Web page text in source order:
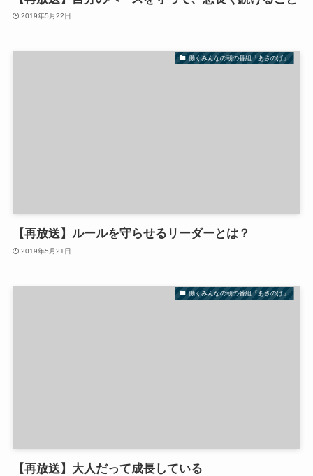
2019年5月22日
働くみんなの朝の番組「あさのば」
【再放送】ルールを守らせるリーダーとは？
2019年5月21日
働くみんなの朝の番組「あさのば」
【再放送】大人だって成長している